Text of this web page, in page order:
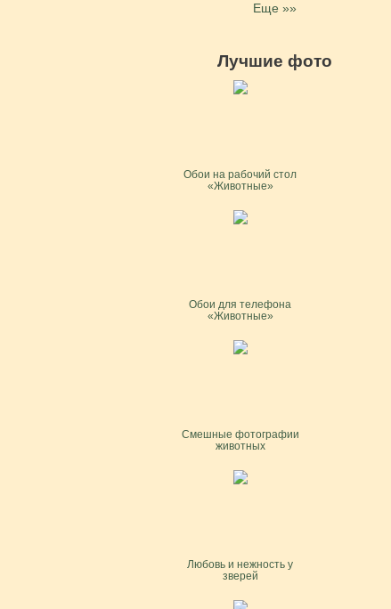
Еще »»
Лучшие фото
Обои на рабочий стол
«Животные»
Обои для телефона
«Животные»
Смешные фотографии
животных
Любовь и нежность у
зверей